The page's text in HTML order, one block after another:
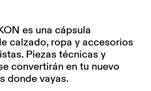
es una cápsula
calzado, ropa y accesorios
Piezas técnicas y
convertirán en tu nuevo
donde vayas.